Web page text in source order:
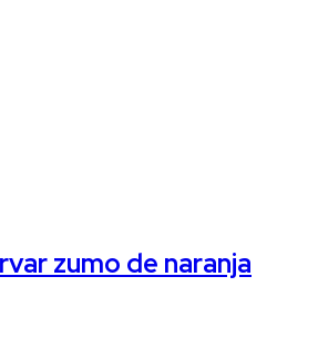
zumo de naranja